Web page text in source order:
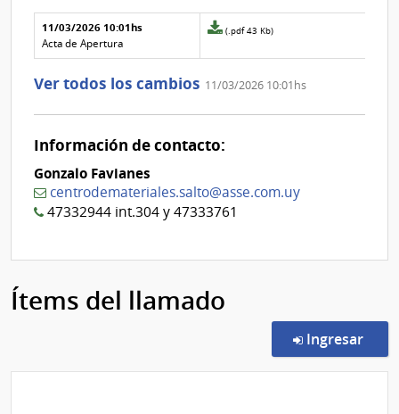
Aclaraciones del llamado
Fecha y
texto de
la
Archivo
de la
11/03/2026 10:01hs
Acta de Apertura
Archivo
de
aclaración
0
(.pdf 43 Kb)
Ver todos los cambios 11/03/2026 10:01hs
Información de contacto:
Gonzalo Favianes
centrodemateriales.salto@asse.com.uy
47332944 int.304 y 47333761
Ítems del llamado
Ingresar